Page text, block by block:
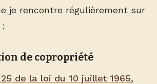
je rencontre régulièrement sur
de copropriété
de la loi du 10 juillet 1965,